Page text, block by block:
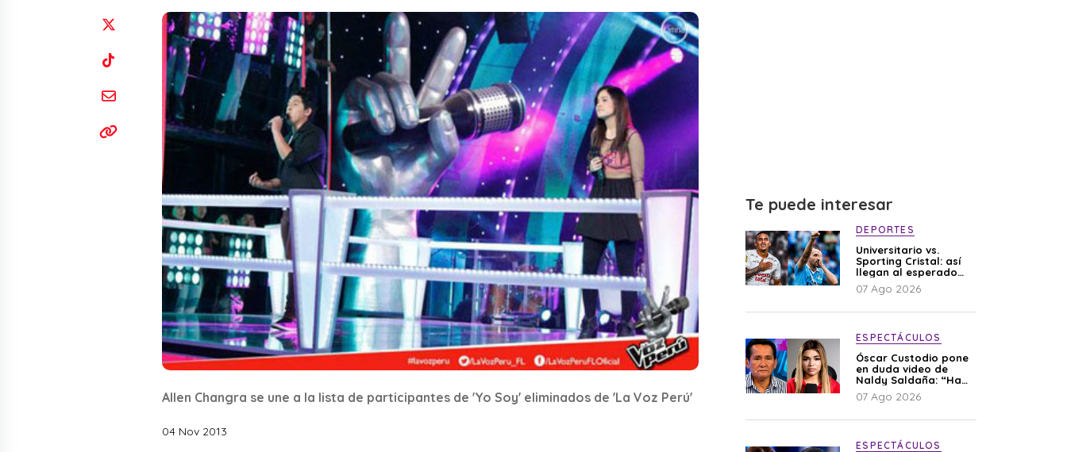
Allen Changra se une a la lista de participantes de 'Yo Soy' eliminados de 'La Voz Perú'
04 Nov 2013
Te puede interesar
DEPORTES
Universitario vs.
Sporting Cristal: así
llegan al esperado
duelo
07 Ago 2026
ESPECTÁCULOS
Óscar Custodio pone
en duda video de
Naldy Saldaña: “Hay
cosas que de repente
se han editado”
07 Ago 2026
ESPECTÁCULOS